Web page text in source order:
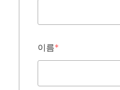
이름*